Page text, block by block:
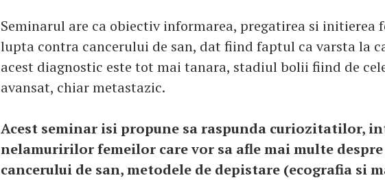
Seminarul are ca obiectiv informarea, pregatirea si initierea
lupta contra cancerului de san, dat fiind faptul ca varsta la
acest diagnostic este tot mai tanara, stadiul bolii fiind de
avansat, chiar metastazic.
Acest seminar isi propune sa raspunda curiozitatilor,
nelamuririlor femeilor care vor sa afle mai multe
cancerului de san, metodele de depistare (ecografia si